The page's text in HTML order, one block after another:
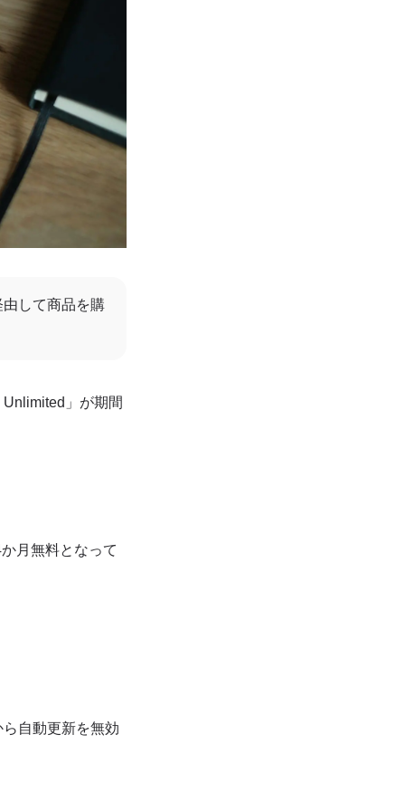
して商品を購
」が期間
月無料となって
自動更新を無効